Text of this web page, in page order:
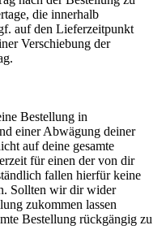
die innerhalb
auf den Lieferzeitpunkt
Verschiebung der
Bestellung in
einer Abwägung deiner
auf deine gesamte
für einen der von dir
fallen hierfür keine
Sollten wir dir wider
zukommen lassen
Bestellung rückgängig zu